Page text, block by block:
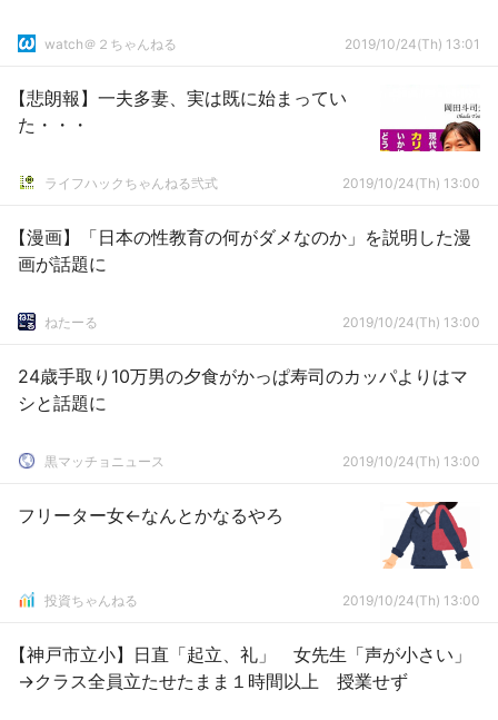
watch＠２ちゃんねる 2019/10/24(Th) 13:01
【悲朗報】一夫多妻、実は既に始まってい
た・・・
ライフハックちゃんねる弐式 2019/10/24(Th) 13:00
【漫画】「日本の性教育の何がダメなのか」を説明した漫
画が話題に
ねたーる 2019/10/24(Th) 13:00
24歳手取り10万男の夕食がかっぱ寿司のカッパよりはマ
シと話題に
黒マッチョニュース 2019/10/24(Th) 13:00
フリーター女←なんとかなるやろ
投資ちゃんねる 2019/10/24(Th) 13:00
【神戸市立小】日直「起立、礼」 女先生「声が小さい」
→クラス全員立たせたまま１時間以上 授業せず